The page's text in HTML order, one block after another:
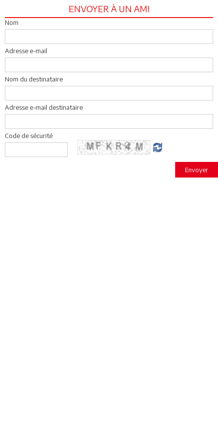
ENVOYER À UN AMI
Nom
Adresse e-mail
Nom du destinataire
Adresse e-mail destinataire
Code de sécurité
Envoyer